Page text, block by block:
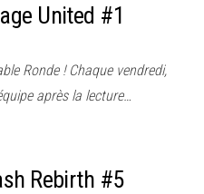
United #1
Ronde ! Chaque vendredi,
après la lecture…
Rebirth #5